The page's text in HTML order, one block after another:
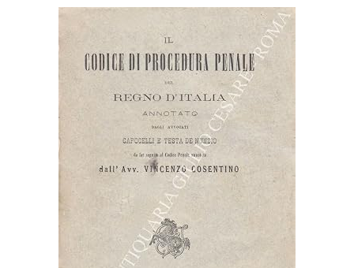
Antiquarische Bücher
Kunst & Sammlerstücke
Verkäufer werden
SCHLIESSEN